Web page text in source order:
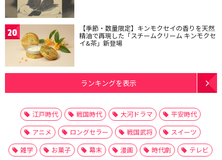
20 【季節・数量限定】キンモクセイの香りを天然
精油で再現した「スチームクリーム キンモクセ
イ&茶」新登場
ランキングを表示
江戸時代 戦国時代 大河ドラマ
平安時代
アニメ
ロングセラー 戦国武将
スイーツ
雑学
お菓子 幕末 漫画 時代劇
テレビ